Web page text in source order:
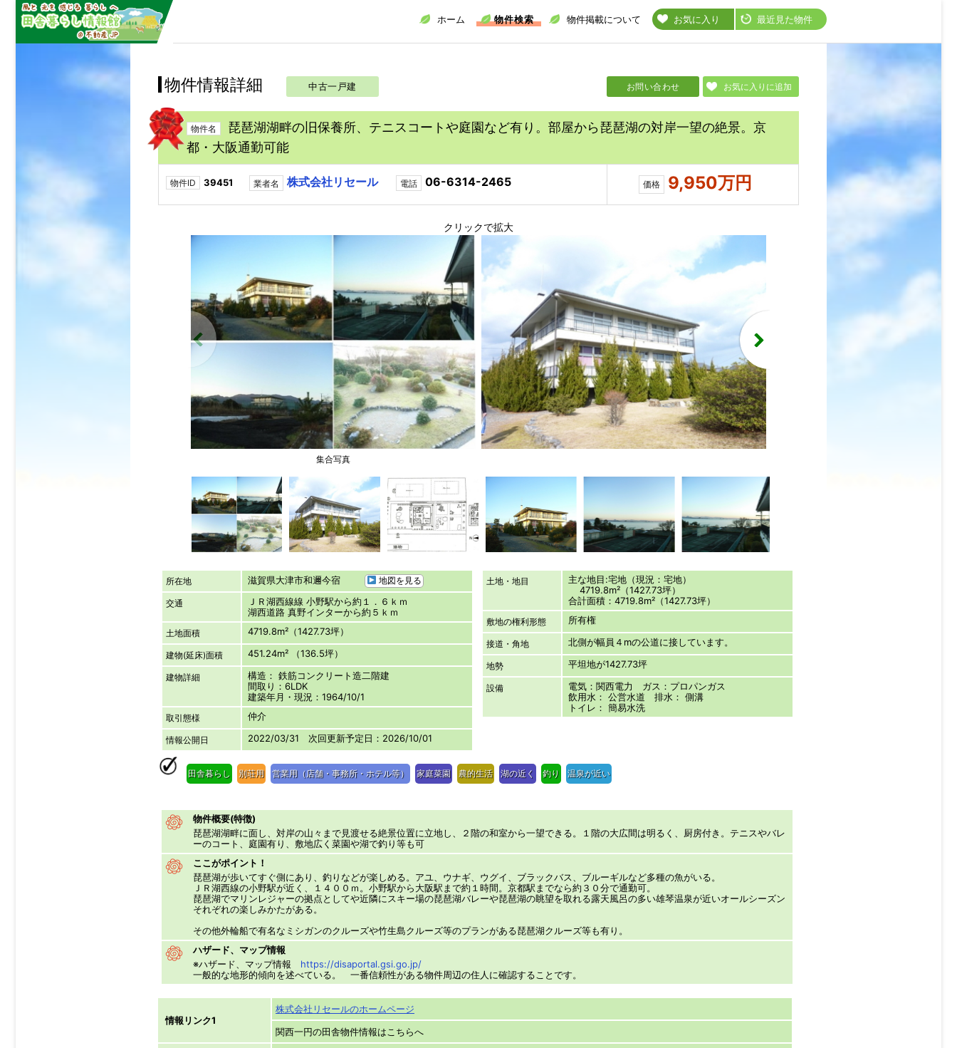
ホーム 物件検索 物件掲載について お気に入り 最近見た物件
物件情報詳細 中古一戸建 お気に入りに追加
お問い合わせ
物件名
琵琶湖湖畔の旧保養所、テニスコートや庭園など有り。部屋から琵琶湖の対岸一望の絶景。京
都・大阪通勤可能
物件ID 39451 業者名 株式会社リセール 電話 06-6314-2465 価格 9,950万円
クリックで拡大
集合写真
所在地 滋賀県大津市和邇今宿 地図を見る
交通
ＪＲ湖西線線 小野駅から約１．６ｋｍ
湖西道路 真野インターから約５ｋｍ
土地面積 4719.8m²（1427.73坪）
建物(延床)面積 451.24m² （136.5坪）
建物詳細
構造： 鉄筋コンクリート造二階建
間取り：6LDK
建築年月・現況：1964/10/1
取引態様 仲介
情報公開日 2022/03/31 次回更新予定日：2026/10/01
土地・地目
主な地目:宅地（現況：宅地）
4719.8m²（1427.73坪）
合計面積：4719.8m²（1427.73坪）
敷地の権利形態 所有権
接道・角地 北側が幅員４mの公道に接しています。
地勢 平坦地が1427.73坪
設備
電気：関西電力 ガス：プロパンガス
飲用水： 公営水道 排水： 側溝
トイレ： 簡易水洗
田舎暮らし 別荘用 営業用（店舗・事務所・ホテル等） 家庭菜園 農的生活 湖の近く 釣り 温泉が近い
物件概要(特徴)
琵琶湖湖畔に面し、対岸の山々まで見渡せる絶景位置に立地し、２階の和室から一望できる。１階の大広間は明るく、厨房付き。テニスやバレ
ーのコート、庭園有り、敷地広く菜園や湖で釣り等も可
ここがポイント！
琵琶湖が歩いてすぐ側にあり、釣りなどが楽しめる。アユ、ウナギ、ウグイ、ブラックバス、ブルーギルなど多種の魚がいる。
ＪＲ湖西線の小野駅が近く、１４００ｍ。小野駅から大阪駅まで約１時間。京都駅までなら約３０分で通勤可。
琵琶湖でマリンレジャーの拠点としてや近隣にスキー場の琵琶湖バレーや琵琶湖の眺望を取れる露天風呂の多い雄琴温泉が近いオールシーズン
それぞれの楽しみかたがある。
その他外輪船で有名なミシガンのクルーズや竹生島クルーズ等のプランがある琵琶湖クルーズ等も有り。
ハザード、マップ情報
※ハザード、マップ情報 https://disaportal.gsi.go.jp/
一般的な地形的傾向を述べている。 一番信頼性がある物件周辺の住人に確認することです。
情報リンク1
株式会社リセールのホームページ
関西一円の田舎物件情報はこちらへ